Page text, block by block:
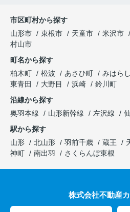
市区町村から探す
山形市
東根市 天童市 米沢市
村山市
町名から探す
柏木町
松波 あさひ町 みはら
東青田
大野目 浜崎
鈴川町
沿線から探す
奥羽本線
山形新幹線 左沢線
駅から探す
山形
北山形 羽前千歳 蔵王
神町
南出羽 さくらんぼ東根
株式会社不動産